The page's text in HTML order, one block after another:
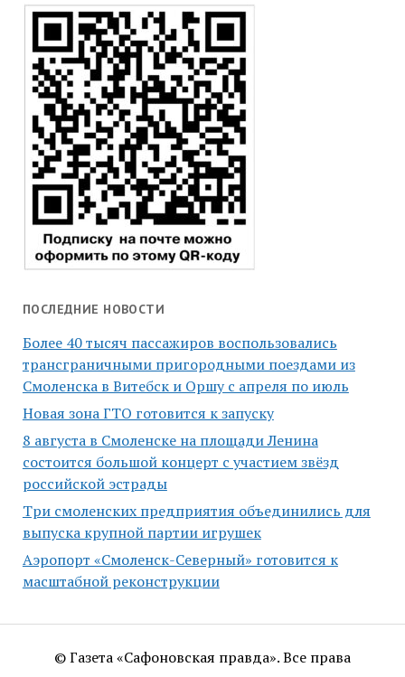
ПОСЛЕДНИЕ НОВОСТИ
Более 40 тысяч пассажиров воспользовались
трансграничными пригородными поездами из
Смоленска в Витебск и Оршу с апреля по июль
Новая зона ГТО готовится к запуску
8 августа в Смоленске на площади Ленина
состоится большой концерт с участием звёзд
российской эстрады
Три смоленских предприятия объединились для
выпуска крупной партии игрушек
Аэропорт «Смоленск-Северный» готовится к
масштабной реконструкции
© Газета «Сафоновская правда». Все права